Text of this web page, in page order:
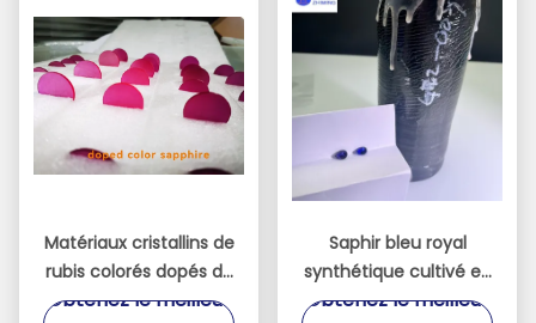
Matériaux cristallins de
rubis colorés dopés de
saphir Fe / Ti / Cr
Obtenez le meilleur
Saphir bleu royal
synthétique cultivé en
laboratoire pour les
Obtenez le meilleur